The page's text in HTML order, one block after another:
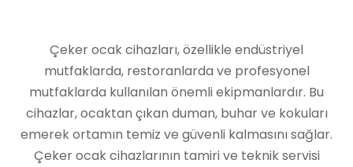
Çeker ocak cihazları, özellikle endüstriyel
mutfaklarda, restoranlarda ve profesyonel
mutfaklarda kullanılan önemli ekipmanlardır. Bu
cihazlar, ocaktan çıkan duman, buhar ve kokuları
emerek ortamın temiz ve güvenli kalmasını sağlar.
Çeker ocak cihazlarının tamiri ve teknik servisi